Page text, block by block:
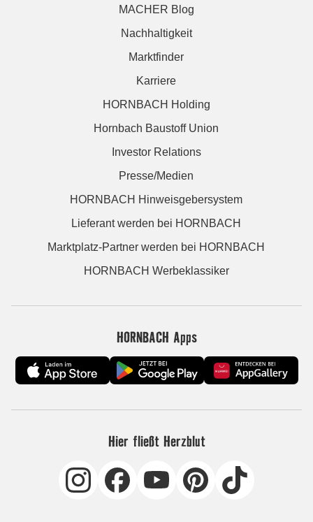
MACHER Blog
Nachhaltigkeit
Marktfinder
Karriere
HORNBACH Holding
Hornbach Baustoff Union
Investor Relations
Presse/Medien
HORNBACH Hinweisgebersystem
Lieferant werden bei HORNBACH
Marktplatz-Partner werden bei HORNBACH
HORNBACH Werbeklassiker
HORNBACH Apps
Hier fließt Herzblut